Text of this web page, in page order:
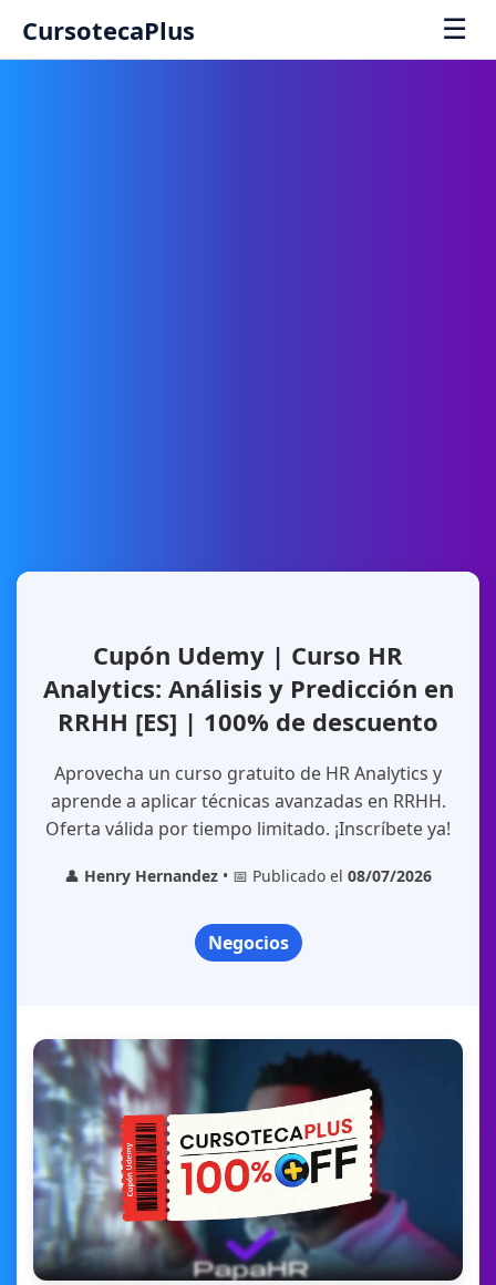
CursotecaPlus ☰
Cupón Udemy | Curso HR
Analytics: Análisis y Predicción en
RRHH [ES] | 100% de descuento
Aprovecha un curso gratuito de HR Analytics y
aprende a aplicar técnicas avanzadas en RRHH.
Oferta válida por tiempo limitado. ¡Inscríbete ya!
👤 Henry Hernandez • 📅 Publicado el 08/07/2026
Negocios